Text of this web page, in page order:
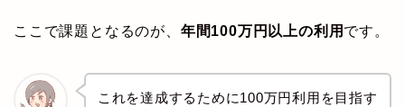
ここで課題となるのが、 年間100万円以上の利用 です。
これを達成するために100万円利用を目指す